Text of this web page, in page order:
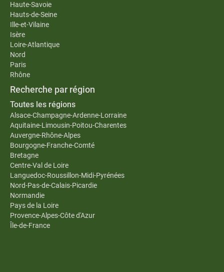
Haute-Savoie
Hauts-de-Seine
Ille-et-Vilaine
Isère
Loire-Atlantique
Nord
Paris
Rhône
Recherche par région
Toutes les régions
Alsace-Champagne-Ardenne-Lorraine
Aquitaine-Limousin-Poitou-Charentes
Auvergne-Rhône-Alpes
Bourgogne-Franche-Comté
Bretagne
Centre-Val de Loire
Languedoc-Roussillon-Midi-Pyrénées
Nord-Pas-de-Calais-Picardie
Normandie
Pays de la Loire
Provence-Alpes-Côte d'Azur
Île-de-France